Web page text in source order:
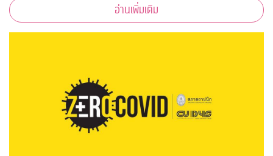
ริมังคลานุสรณ์ รพ.จุฬาลงกรอ่านเพิ่มเติม